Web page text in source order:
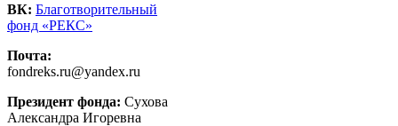
ВК: Благотворительный
фонд «РЕКС»
Почта:
fondreks.ru@yandex.ru
Президент фонда: Сухова
Александра Игоревна